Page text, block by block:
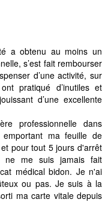
a obtenu au moins un
s’est fait rembourser
d’une activité, sur
pratiqué d’inutiles et
d’une excellente
professionnelle dans
ma feuille de
pour tout 5 jours d'arrêt
ne me suis jamais fait
médical bidon. Je n'ai
ou pas. Je suis à la
ma carte vitale depuis